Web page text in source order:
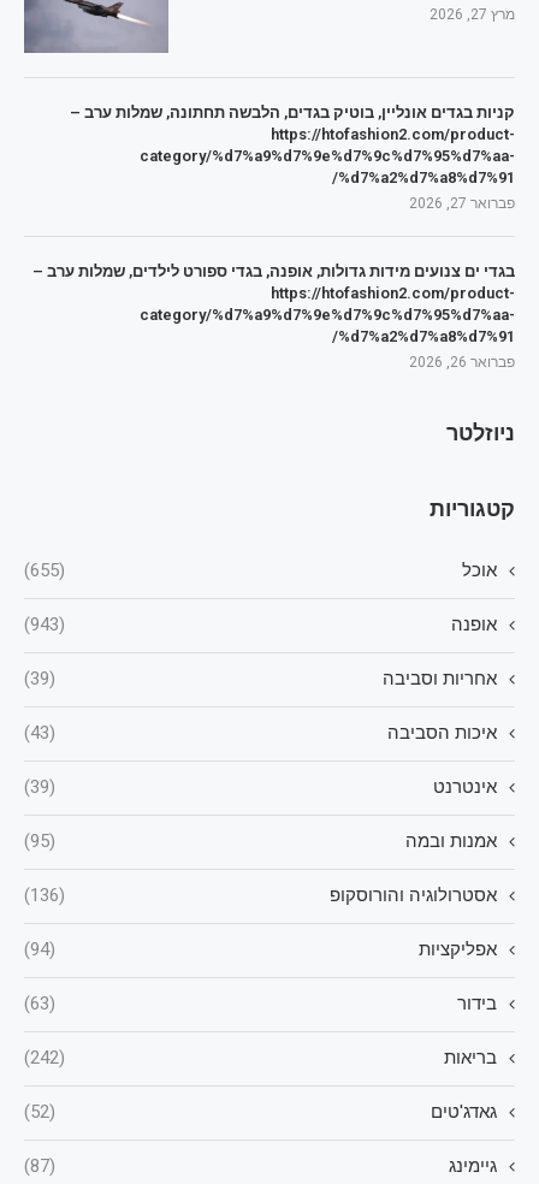
מרץ 27, 2026
קניות בגדים אונליין, בוטיק בגדים, הלבשה תחתונה, שמלות ערב –
https://htofashion2.com/product-
category/%d7%a9%d7%9e%d7%9c%d7%95%d7%aa-
%d7%a2%d7%a8%d7%91/
פברואר 27, 2026
בגדי ים צנועים מידות גדולות, אופנה, בגדי ספורט לילדים, שמלות ערב –
https://htofashion2.com/product-
category/%d7%a9%d7%9e%d7%9c%d7%95%d7%aa-
%d7%a2%d7%a8%d7%91/
פברואר 26, 2026
ניוזלטר
קטגוריות
אוכל (655)
אופנה (943)
אחריות וסביבה (39)
איכות הסביבה (43)
אינטרנט (39)
אמנות ובמה (95)
אסטרולוגיה והורוסקופ (136)
אפליקציות (94)
בידור (63)
בריאות (242)
גאדג'טים (52)
גיימינג (87)